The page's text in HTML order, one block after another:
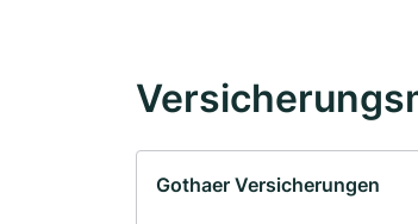
Gothaer Versicherungen